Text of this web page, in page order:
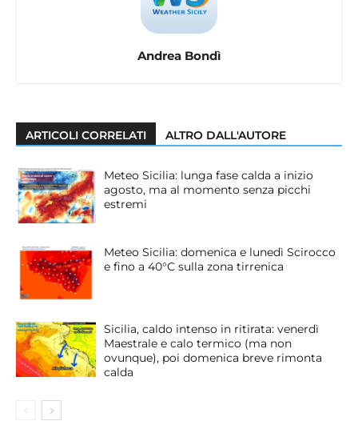
Andrea Bondì
ARTICOLI CORRELATI ALTRO DALL'AUTORE
Meteo Sicilia: lunga fase calda a inizio
agosto, ma al momento senza picchi
estremi
Meteo Sicilia: domenica e lunedì Scirocco
e fino a 40°C sulla zona tirrenica
Sicilia, caldo intenso in ritirata: venerdì
Maestrale e calo termico (ma non
ovunque), poi domenica breve rimonta
calda